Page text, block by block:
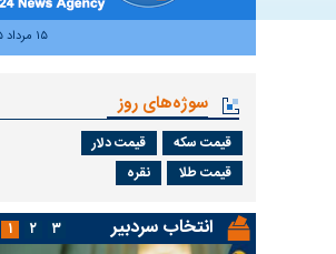
۱۵ مرداد ۱۴۰۵
سوژه‌های روز
قیمت سکه
قیمت دلار
قیمت طلا
نقره
انتخاب سردبیر ۱ ۲ ۳